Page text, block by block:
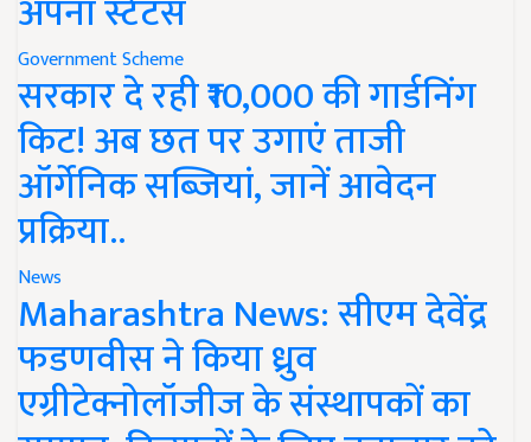
अपना स्टेटस
Government Scheme
सरकार दे रही ₹10,000 की गार्डनिंग
किट! अब छत पर उगाएं ताजी
ऑर्गेनिक सब्जियां, जानें आवेदन
प्रक्रिया..
News
Maharashtra News: सीएम देवेंद्र
फडणवीस ने किया ध्रुव
एग्रीटेक्नोलॉजीज के संस्थापकों का